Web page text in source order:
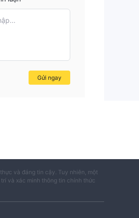
Gửi ngay
và đáng tin cậy. Tuy nhiên, một
và xác minh thông tin chính thức